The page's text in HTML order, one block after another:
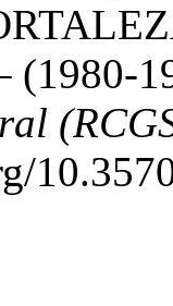
(1980-